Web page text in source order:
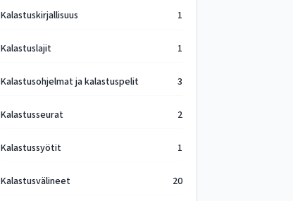
Kalastuskirjallisuus 1
Kalastuslajit 1
Kalastusohjelmat ja kalastuspelit 3
Kalastusseurat 2
Kalastussyötit 1
Kalastusvälineet 20